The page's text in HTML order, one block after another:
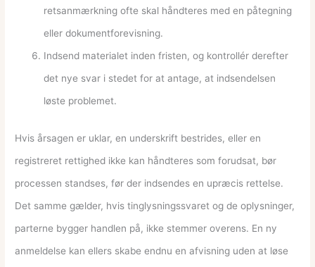
retsanmærkning ofte skal håndteres med en påtegning
eller dokumentforevisning.
Indsend materialet inden fristen, og kontrollér derefter
det nye svar i stedet for at antage, at indsendelsen
løste problemet.
Hvis årsagen er uklar, en underskrift bestrides, eller en
registreret rettighed ikke kan håndteres som forudsat, bør
processen standses, før der indsendes en upræcis rettelse.
Det samme gælder, hvis tinglysningssvaret og de oplysninger,
parterne bygger handlen på, ikke stemmer overens. En ny
anmeldelse kan ellers skabe endnu en afvisning uden at løse